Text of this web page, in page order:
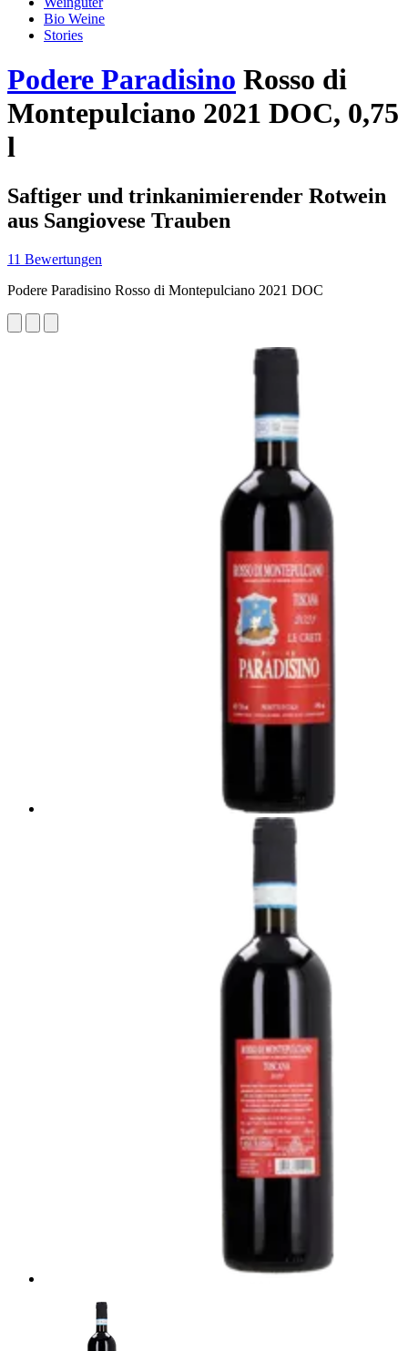
Bio Weine
Stories
Podere Paradisino Rosso di
Montepulciano 2021 DOC, 0,75
l
Saftiger und trinkanimierender Rotwein
aus Sangiovese Trauben
11 Bewertungen
Podere Paradisino Rosso di Montepulciano 2021 DOC